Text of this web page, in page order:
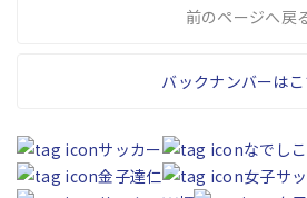
前のページへ戻
バックナンバーはこ
サッカー
なでし
金子達仁
女子サ